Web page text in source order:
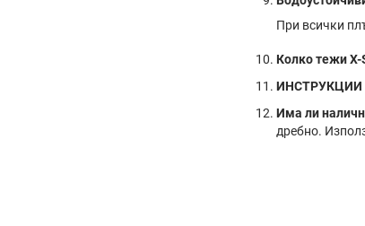
При всички
Колко тежи X-
ИНСТРУКЦИИ
Има ли
дребно.